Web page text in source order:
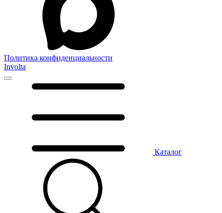
Политика конфиденциальности
Involta
Каталог